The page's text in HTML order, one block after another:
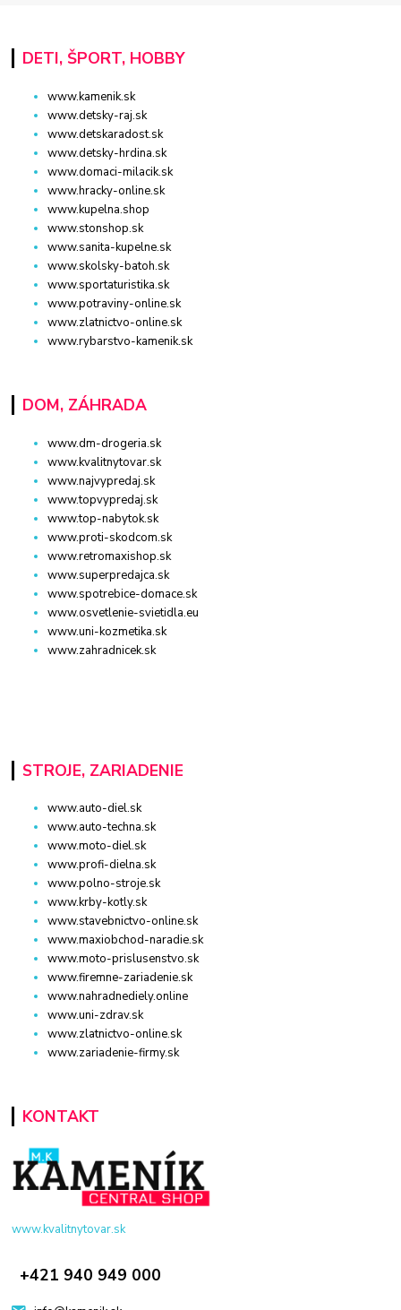
DETI, ŠPORT, HOBBY
www.kamenik.sk
www.detsky-raj.sk
www.detskaradost.sk
www.detsky-hrdina.sk
www.domaci-milacik.sk
www.hracky-online.sk
www.kupelna.shop
www.stonshop.sk
www.sanita-kupelne.sk
www.skolsky-batoh.sk
www.sportaturistika.sk
www.potraviny-online.sk
www.zlatnictvo-online.sk
www.rybarstvo-kamenik.sk
DOM, ZÁHRADA
www.dm-drogeria.sk
www.kvalitnytovar.sk
www.najvypredaj.sk
www.topvypredaj.sk
www.top-nabytok.sk
www.proti-skodcom.sk
www.retromaxishop.sk
www.superpredajca.sk
www.spotrebice-domace.sk
www.osvetlenie-svietidla.eu
www.uni-kozmetika.sk
www.zahradnicek.sk
STROJE, ZARIADENIE
www.auto-diel.sk
www.auto-techna.sk
www.moto-diel.sk
www.profi-dielna.sk
www.polno-stroje.sk
www.krby-kotly.sk
www.stavebnictvo-online.sk
www.maxiobchod-naradie.sk
www.moto-prislusenstvo.sk
www.firemne-zariadenie.sk
www.nahradnediely.online
www.uni-zdrav.sk
www.zlatnictvo-online.sk
www.zariadenie-firmy.sk
KONTAKT
www.kvalitnytovar.sk
+421 940 949 000